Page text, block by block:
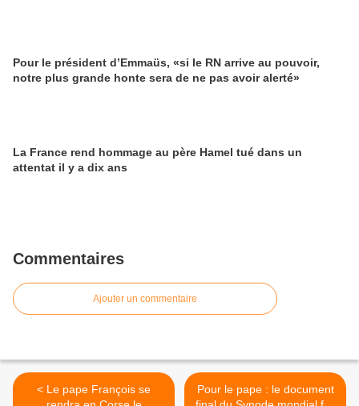
Pour le président d’Emmaüs, «si le RN arrive au pouvoir,
notre plus grande honte sera de ne pas avoir alerté»
La France rend hommage au père Hamel tué dans un
attentat il y a dix ans
Commentaires
Ajouter un commentaire
< Le pape François se
Pour le pape : le document